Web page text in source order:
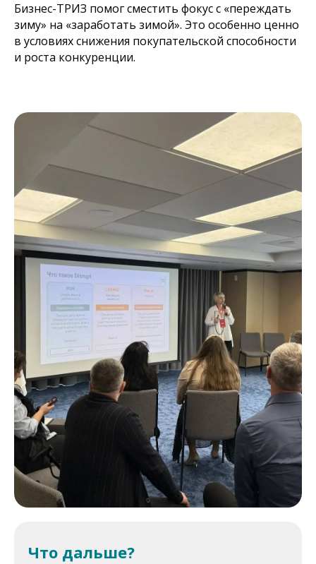
Бизнес-ТРИЗ помог сместить фокус с «переждать
зиму» на «заработать зимой». Это особенно ценно
в условиях снижения покупательской способности
и роста конкуренции.
Что дальше?